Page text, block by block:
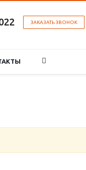
ЗАКАЗАТЬ ЗВОНОК